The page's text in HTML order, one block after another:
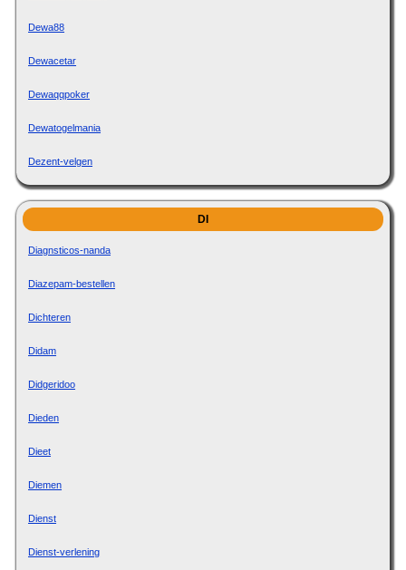
Dewa88
Dewacetar
Dewaqqpoker
Dewatogelmania
Dezent-velgen
DI
Diagnsticos-nanda
Diazepam-bestellen
Dichteren
Didam
Didgeridoo
Dieden
Dieet
Diemen
Dienst
Dienst-verlening